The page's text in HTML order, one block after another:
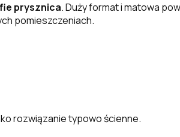
prysznica. Duży format i matowa
pomieszczeniach.
rozwiązanie typowo ścienne.